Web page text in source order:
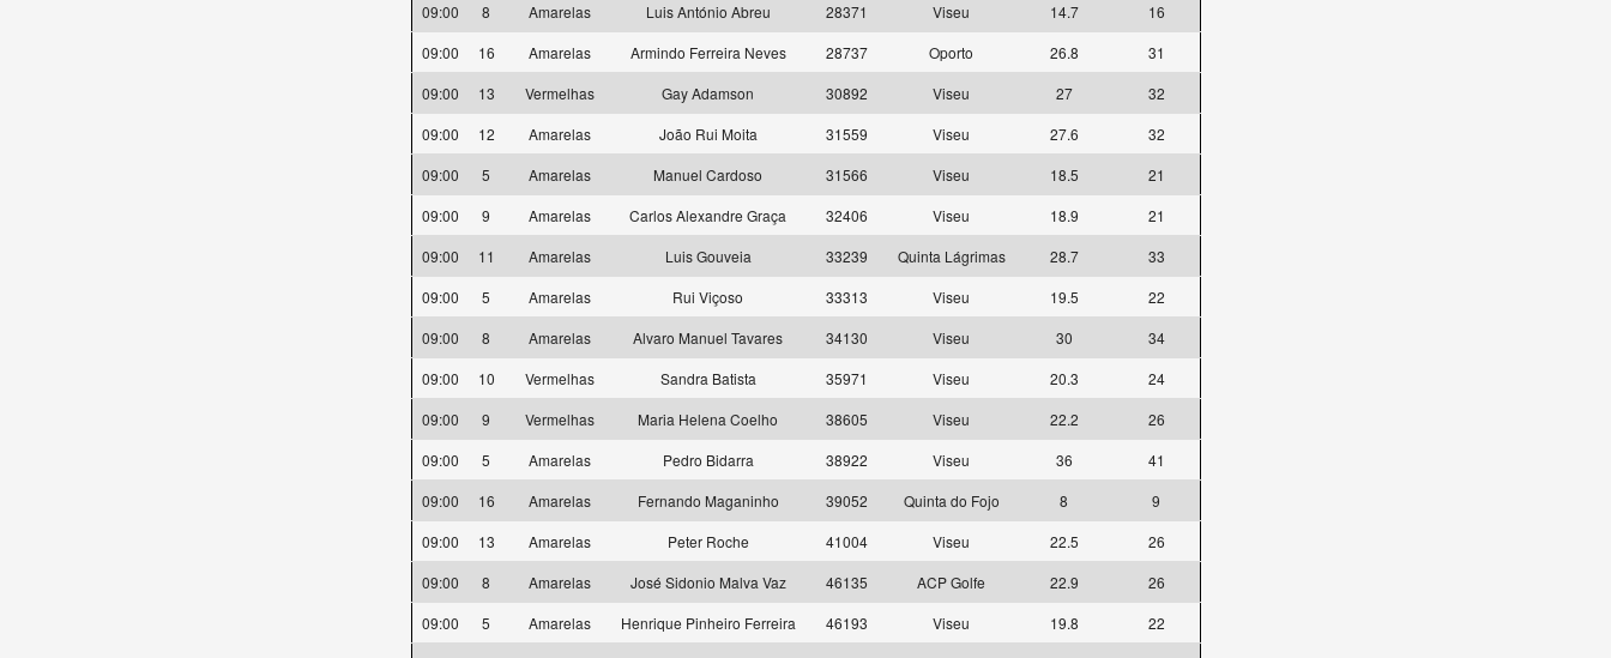
09:00
8 Amarelas Luis António Abreu 28371 Viseu 14.7
16
09:00
16 Amarelas Armindo Ferreira Neves 28737 Oporto 26.8
31
09:00
13 Vermelhas Gay Adamson 30892 Viseu 27
32
09:00
12 Amarelas João Rui Moita 31559 Viseu 27.6
32
09:00
5 Amarelas Manuel Cardoso 31566 Viseu 18.5
21
09:00
9 Amarelas Carlos Alexandre Graça 32406 Viseu 18.9
21
09:00
11 Amarelas Luis Gouveia 33239 Quinta Lágrimas 28.7
33
09:00
5 Amarelas Rui Viçoso 33313 Viseu 19.5
22
09:00
8 Amarelas Alvaro Manuel Tavares 34130 Viseu 30
34
09:00
10 Vermelhas Sandra Batista 35971 Viseu 20.3
24
09:00
9 Vermelhas Maria Helena Coelho 38605 Viseu 22.2
26
09:00
5 Amarelas Pedro Bidarra 38922 Viseu 36
41
09:00
16 Amarelas Fernando Maganinho 39052 Quinta do Fojo 8
9
09:00
13 Amarelas Peter Roche 41004 Viseu 22.5
26
09:00
8 Amarelas José Sidonio Malva Vaz 46135 ACP Golfe 22.9
26
09:00
5 Amarelas Henrique Pinheiro Ferreira 46193 Viseu 19.8
22